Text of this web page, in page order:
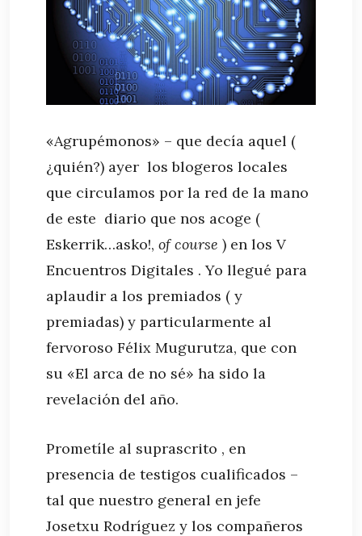
«Agrupémonos» – que decía aquel (
¿quién?) ayer los blogeros locales
que circulamos por la red de la mano
de este diario que nos acoge (
Eskerrik…asko!, of course ) en los V
Encuentros Digitales . Yo llegué para
aplaudir a los premiados ( y
premiadas) y particularmente al
fervoroso Félix Mugurutza, que con
su «El arca de no sé» ha sido la
revelación del año.
Prometíle al suprascrito , en
presencia de testigos cualificados –
tal que nuestro general en jefe
Josetxu Rodríguez y los compañeros